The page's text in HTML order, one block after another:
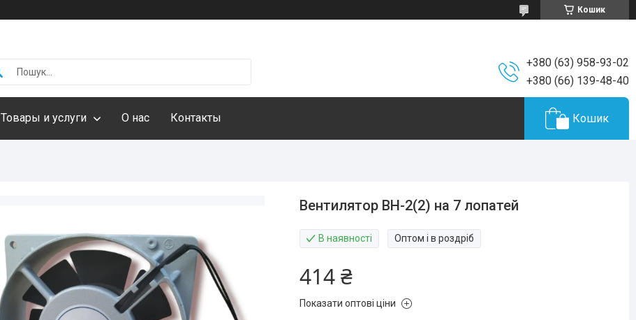
Кошик
+380 (63) 958-93-02
+380 (66) 139-48-40
Товары и услуги О нас Контакты Кошик
Вентилятор ВН-2(2) на 7 лопатей
В наявності Оптом і в роздріб
414 ₴
Показати оптові ціни